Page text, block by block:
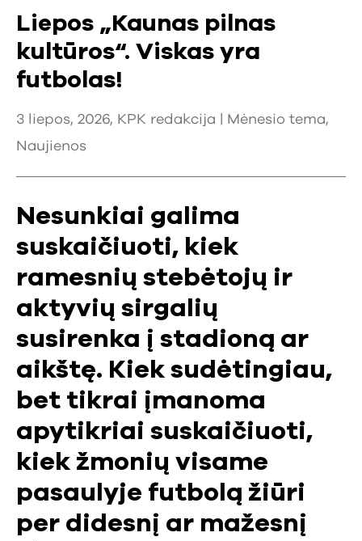
Liepos „Kaunas pilnas
kultūros“. Viskas yra
futbolas!
3 liepos, 2026, KPK redakcija | Mėnesio tema,
Naujienos
Nesunkiai galima
suskaičiuoti, kiek
ramesnių stebėtojų ir
aktyvių sirgalių
susirenka į stadioną ar
aikštę. Kiek sudėtingiau,
bet tikrai įmanoma
apytikriai suskaičiuoti,
kiek žmonių visame
pasaulyje futbolą žiūri
per didesnį ar mažesnį